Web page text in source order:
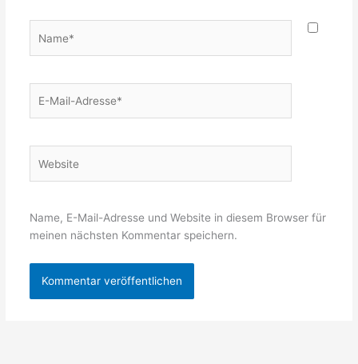
Mail-
Name, E-Mail-Adresse und Website in diesem Browser für
meinen nächsten Kommentar speichern.